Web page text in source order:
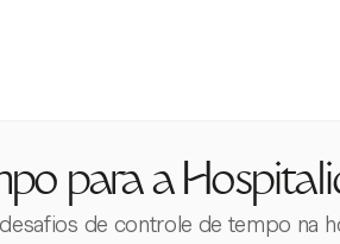
para a
de controle de tempo na